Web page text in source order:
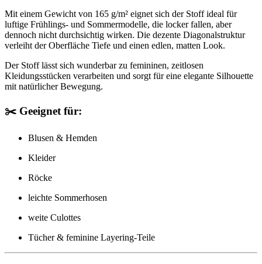
Mit einem Gewicht von 165 g/m² eignet sich der Stoff ideal für
luftige Frühlings- und Sommermodelle, die locker fallen, aber
dennoch nicht durchsichtig wirken. Die dezente Diagonalstruktur
verleiht der Oberfläche Tiefe und einen edlen, matten Look.
Der Stoff lässt sich wunderbar zu femininen, zeitlosen
Kleidungsstücken verarbeiten und sorgt für eine elegante Silhouette
mit natürlicher Bewegung.
✂️ Geeignet für:
Blusen & Hemden
Kleider
Röcke
leichte Sommerhosen
weite Culottes
Tücher & feminine Layering-Teile